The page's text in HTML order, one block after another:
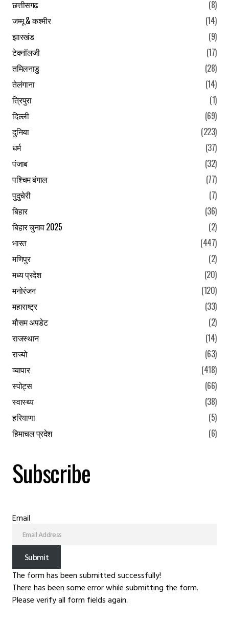
छत्तीसगढ़
(8)
जम्मू & कश्मीर
(14)
झारखंड
(9)
टेक्नॉलजी
(17)
तमिलनाडु
(28)
तेलंगाना
(14)
त्रिपुरा
(1)
दिल्ली
(69)
दुनिया
(223)
धर्म
(37)
पंजाब
(32)
पश्चिम बंगाल
(77)
पुदुचेरी
(7)
बिहार
(36)
बिहार चुनाव 2025
(2)
भारत
(447)
मणिपुर
(2)
मध्य प्रदेश
(20)
मनोरंजन
(120)
महाराष्ट्र
(33)
मौसम अपडेट
(2)
राजस्थान
(14)
राज्यो
(63)
व्यापार
(418)
स्पोट्स
(66)
स्वास्थ्य
(38)
हरियाणा
(5)
हिमाचल प्रदेश
(6)
Subscribe
Email
Submit
The form has been submitted successfully!
There has been some error while submitting the form.
Please verify all form fields again.